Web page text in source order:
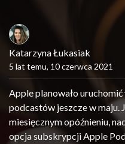
Katarzyna Łukasiak
5 lat temu, 10 czerwca 2021
Apple planowało
podcastów jeszcze w maju.
miesięcznym opóźnieniu,
opcja subskrypcji Apple